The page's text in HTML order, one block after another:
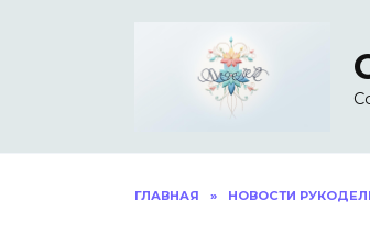
ГЛАВНАЯ » НОВОСТИ